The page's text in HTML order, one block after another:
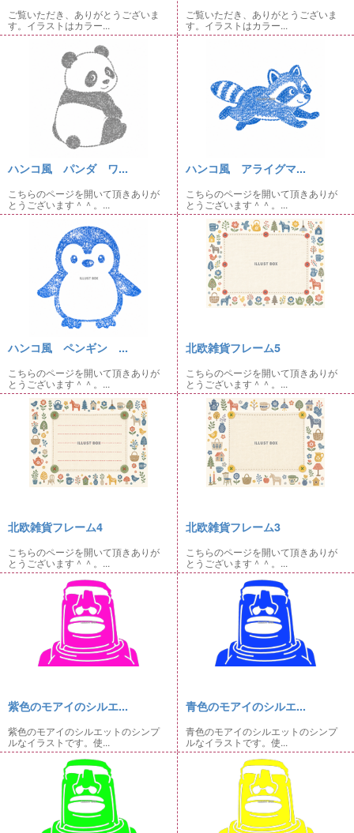
ご覧いただき、ありがとうございま
す。イラストはカラー...
ご覧いただき、ありがとうございま
す。イラストはカラー...
ハンコ風 パンダ ワ...
こちらのページを開いて頂きありが
とうございます＾＾。...
ハンコ風 アライグマ...
こちらのページを開いて頂きありが
とうございます＾＾。...
ハンコ風 ペンギン ...
こちらのページを開いて頂きありが
とうございます＾＾。...
北欧雑貨フレーム5
こちらのページを開いて頂きありが
とうございます＾＾。...
北欧雑貨フレーム4
こちらのページを開いて頂きありが
とうございます＾＾。...
北欧雑貨フレーム3
こちらのページを開いて頂きありが
とうございます＾＾。...
紫色のモアイのシルエ...
紫色のモアイのシルエットのシンプ
ルなイラストです。使...
青色のモアイのシルエ...
青色のモアイのシルエットのシンプ
ルなイラストです。使...